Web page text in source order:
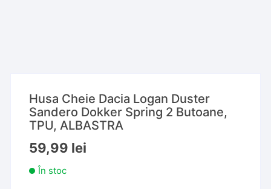
Husa Cheie Dacia Logan Duster
Sandero Dokker Spring 2 Butoane,
TPU, ALBASTRA
59,99 lei
În stoc